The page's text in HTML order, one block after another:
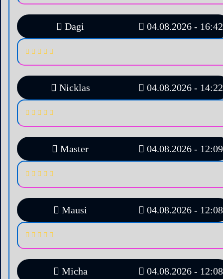
Dagi 04.08.2026 - 16:42
Nicklas 04.08.2026 - 14:22
Master 04.08.2026 - 12:09
Mausi 04.08.2026 - 12:08
Micha 04.08.2026 - 12:08